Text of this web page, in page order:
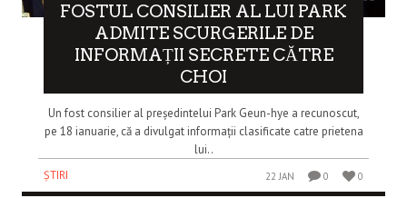
FOSTUL CONSILIER AL LUI PARK
ADMITE SCURGERILE DE
INFORMAȚII SECRETE CĂTRE
CHOI
Un fost consilier al președintelui Park Geun-hye a recunoscut,
pe 18 ianuarie, că a divulgat informații clasificate catre prietena
lui..
ȘTIRI
22 JAN 0 0